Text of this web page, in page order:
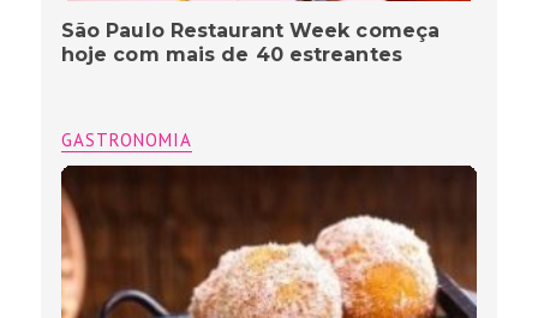
São Paulo Restaurant Week começa
hoje com mais de 40 estreantes
GASTRONOMIA